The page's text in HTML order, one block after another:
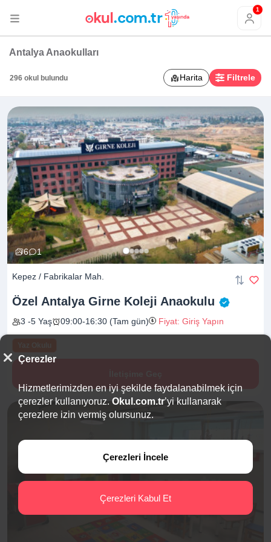
1
Antalya Anaokulları
296 okul bulundu Harita Filtrele
6 1
Kepez / Fabrikalar Mah.
Özel Antalya Girne Koleji Anaokulu
3 -5 Yaş 09:00-16:30 (Tam gün) Fiyat: Giriş Yapın
Çerezler
Hizmetlerimizden en iyi şekilde faydalanabilmek için
çerezler kullanıyoruz. Okul.com.tr’yi kullanarak
çerezlere izin vermiş olursunuz.
Çerezleri İncele
Çerezleri Kabul Et